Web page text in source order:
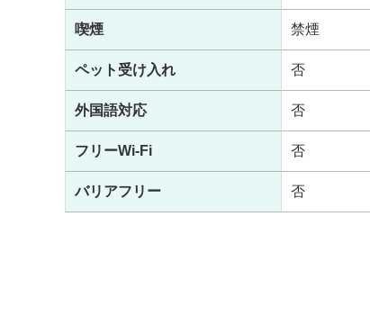
喫煙 禁煙
ペット受け入れ 否
外国語対応 否
フリーWi-Fi 否
バリアフリー 否